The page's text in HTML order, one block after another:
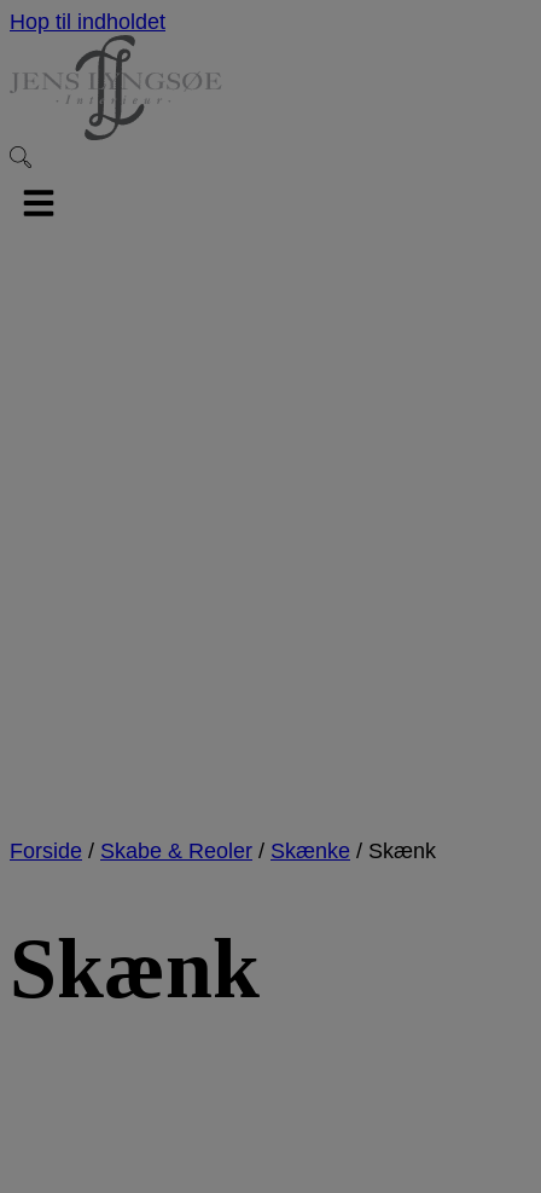
Hop til indholdet
Forside / Skabe & Reoler / Skænke / Skænk
Skænk